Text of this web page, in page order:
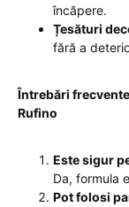
încăpere.
Țesături
fără a
Întrebări
Rufino
Este sigur
Da, formula
Pot folosi